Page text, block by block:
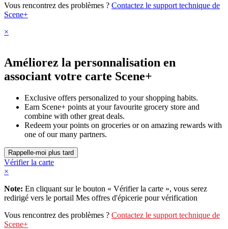
Vous rencontrez des problèmes ? Contactez le support technique de
Scene+
×
Améliorez la personnalisation en
associant votre carte Scene+
Exclusive offers personalized to your shopping habits.
Earn Scene+ points at your favourite grocery store and
combine with other great deals.
Redeem your points on groceries or on amazing rewards with
one of our many partners.
Vérifier la carte
×
Note: En cliquant sur le bouton « Vérifier la carte », vous serez
redirigé vers le portail Mes offres d'épicerie pour vérification
Vous rencontrez des problèmes ? Contactez le support technique de
Scene+